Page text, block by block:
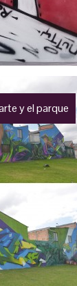
y el parque